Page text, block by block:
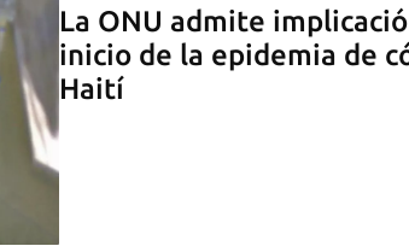
La ONU admite
inicio de la epidemia de
Haití